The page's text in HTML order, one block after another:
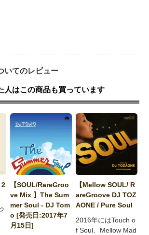
いてのレビュー
人はこの商品も買っています
2
【SOUL/RareGroo
ve Mix 】The Sum
mer Soul - DJ Tom
o [発売日:2017年7
月15日]
【Mellow SOUL/ R
areGroove DJ TOZ
AONE / Pure Soul
2016年にはTouch o
f Soul、Mellow Mad